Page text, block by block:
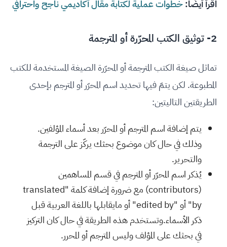
اقرأ أيضًا:خطوات عملية لكتابة مقال أكاديمي ناجح واحترافي
2- توثيق الكتب المحرّرة أو المترجمة
تماثل صيغة الكتب المترجمة أو المحرّرة الصيغة المستخدمة للكتب
المطبوعة. لكن يتمّ فيها تحديد اسم المحرّر أو المترجم بإحدى
الطريقتين التاليتين:
يتم إضافة اسم المترجم أو المحرّر بعد أسماء المؤلفين.
وذلك في حال كان موضوع بحثك يركّز على الترجمة
والتحرير.
يُذكر اسم المحرّر أو المترجم في قسم المساهمين
(contributors) مع ضرورة إضافة كلمة "translated
by" أو "edited by" أو مايقابلها باللغة العربية قبل
ذكر الأسماء.وتستخدم هذه الطريقة في حال كان التركيز
في بحثك على المؤلف وليس المترجم أو المحرر.